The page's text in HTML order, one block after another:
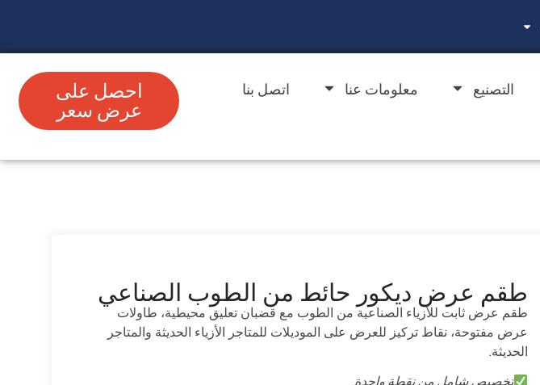
التصنيع معلومات عنا
اتصل بنا
احصل على
عرض سعر
طقم عرض ديكور حائط من الطوب الصناعي
طقم عرض ثابت للأزياء الصناعية من الطوب مع قضبان تعليق محيطية، طاولات
عرض مفتوحة، نقاط تركيز للعرض على الموديلات للمتاجر الأزياء الحديثة والمتاجر
الحديثة.
تخصيص شامل من نقطة واحدة